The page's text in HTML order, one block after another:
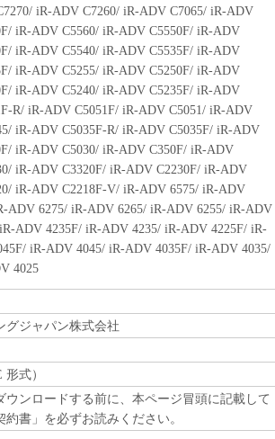
LEGAL RIGHTS AND YOU MAY ALSO
FROM STATE TO STATE OR
OR AFFILIATES, THEIR
CANON'S LICENSORS WARRANT THAT
SOFTWARE WILL MEET YOUR
OF THE SOFTWARE WILL BE
NO EVENT SHALL EITHER CANON,
THEIR DISTRIBUTORS DEALERS
FOR ANY DAMAGES WHATSOEVER
LOSS OF BUSINESS PROFITS, LOSS OF
CONSEQUENTIAL DAMAGES) ARISING
OR INABILITY TO USE THE
CANON'S SUBSIDIARIES OR
DEALERS OR CANON'S LICENSORS
OF SUCH DAMAGES. SOME
DO NOT ALLOW THE LIMITATION OR
OR CONSEQUENTIAL
iR-ADV C7260/ iR-ADV C7065/ iR-ADV
iR-ADV C5560/ iR-ADV C5550F/ iR-ADV
iR-ADV C5540/ iR-ADV C5535F/ iR-ADV
iR-ADV C5255/ iR-ADV C5250F/ iR-ADV
iR-ADV C5240/ iR-ADV C5235F/ iR-ADV
R/ iR-ADV C5051F/ iR-ADV C5051/ iR-ADV
iR-ADV C5035F-R/ iR-ADV C5035F/ iR-ADV
iR-ADV C5030/ iR-ADV C350F/ iR-ADV
iR-ADV C3320F/ iR-ADV C2230F/ iR-ADV
iR-ADV C2218F-V/ iR-ADV 6575/ iR-ADV
ADV 6275/ iR-ADV 6265/ iR-ADV 6255/ iR-ADV
ADV 4235F/ iR-ADV 4235/ iR-ADV 4225F/ iR-
iR-ADV 4045/ iR-ADV 4035F/ iR-ADV 4035/
4025
グジャパン株式会社
式）
ウンロードする前に、本ページ冒頭に記載して
書」を必ずお読みください。